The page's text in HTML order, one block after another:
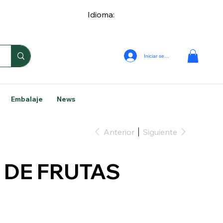
Idioma:
Iniciar sesión
Embalaje News
Anterior Siguiente
FRUTAS